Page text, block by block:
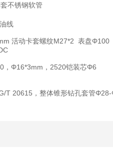
不锈钢软管
线
活动卡套螺纹M27*2 表盘Φ100
，Φ16*3mm，2520铠装芯Φ6
20615，整体锥形钻孔套管